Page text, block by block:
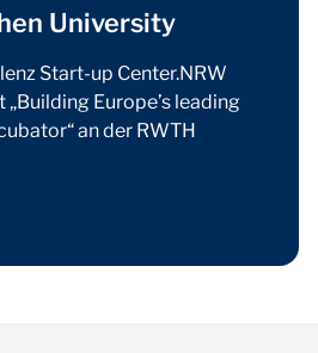
University
Start-up Center.NRW
Europe’s leading
an der RWTH